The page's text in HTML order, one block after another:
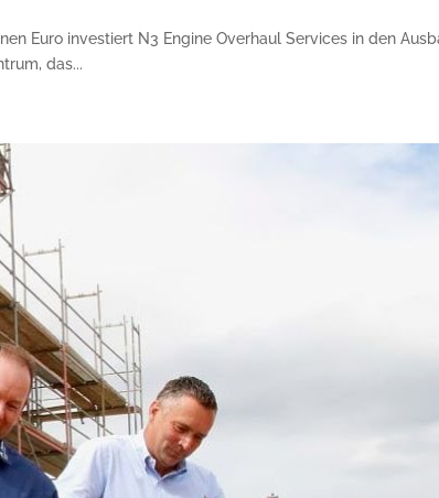
Euro investiert N3 Engine Overhaul Services in den
das...